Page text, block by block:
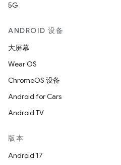
5G
ANDROID 设备
大屏幕
Wear OS
ChromeOS 设备
Android for Cars
Android TV
版本
Android 17